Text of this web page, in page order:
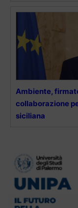
Ambiente,
collaborazione
siciliana